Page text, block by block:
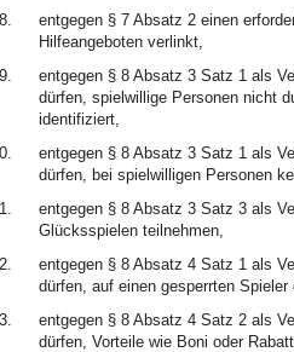
entgegen § 7 Absatz 2 einen
Hilfeangeboten verlinkt,
entgegen § 8 Absatz 3 Satz 1 als
dürfen, spielwillige Personen nicht
identifiziert,
entgegen § 8 Absatz 3 Satz 1 als
dürfen, bei spielwilligen Personen
entgegen § 8 Absatz 3 Satz 3 als
Glücksspielen teilnehmen,
entgegen § 8 Absatz 4 Satz 1 als
dürfen, auf einen gesperrten
entgegen § 8 Absatz 4 Satz 2 als
dürfen, Vorteile wie Boni oder